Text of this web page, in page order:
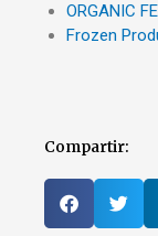
ORGANIC
Frozen
Compartir: